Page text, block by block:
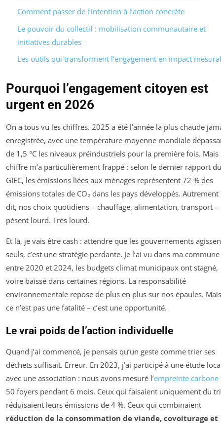
Comment passer de l’intention à l’action concrète
Le pouvoir du collectif : mobilisation communautaire et
initiatives durables
Les outils qui transforment l’engagement en impact
Pourquoi l’engagement citoyen est
urgent en 2026
On a tous vu les chiffres. 2025 a été l’année la plus chaude
enregistrée, avec une température moyenne mondiale
de 1,5 °C les niveaux préindustriels pour la première fois. Mais
chiffre m’a particulièrement frappé : selon le dernier rapport du
GIEC, les émissions liées aux ménages représentent 72 % des
émissions totales de CO₂ dans les pays développés. Autrement
dit, nos choix quotidiens – chauffage, alimentation, transport –
pèsent lourd. Très lourd.
Et là, je vais être cash : attendre que les gouvernements
seuls, c’est une stratégie perdante. Je l’ai vu dans ma commune
entre 2020 et 2024, les budgets climat municipaux ont stagné,
voire baissé dans certaines régions. La responsabilité
environnementale repose de plus en plus sur nos épaules. Mais
ce n’est pas une fatalité – c’est une opportunité.
Le vrai poids de l’action individuelle
Quand j’ai commencé, je pensais qu’un geste comme trier ses
déchets suffisait. Erreur. En 2023, j’ai participé à une étude
avec une association : nous avons mesuré l’empreinte carbone
50 foyers pendant 6 mois. Ceux qui faisaient uniquement du tri
réduisaient leurs émissions de 4 %. Ceux qui combinaient
réduction de la consommation de viande, covoiturage et